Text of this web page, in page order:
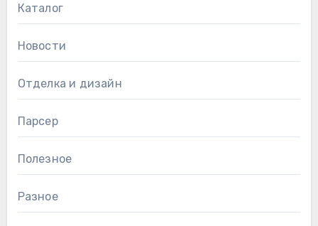
Каталог
Новости
Отделка и дизайн
Парсер
Полезное
Разное